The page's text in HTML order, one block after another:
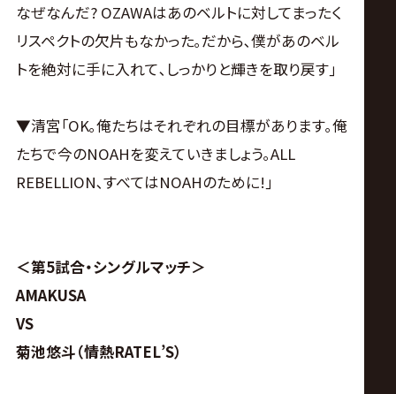
なぜなんだ? OZAWAはあのベルトに対してまったく
リスペクトの欠片もなかった｡だから､僕があのベル
トを絶対に手に入れて､しっかりと輝きを取り戻す｣
▼清宮｢OK｡俺たちはそれぞれの目標があります｡俺
たちで今のNOAHを変えていきましょう｡ALL
REBELLION､すべてはNOAHのために!｣
＜第5試合・シングルマッチ＞
AMAKUSA
VS
菊池悠斗（情熱RATEL’S）